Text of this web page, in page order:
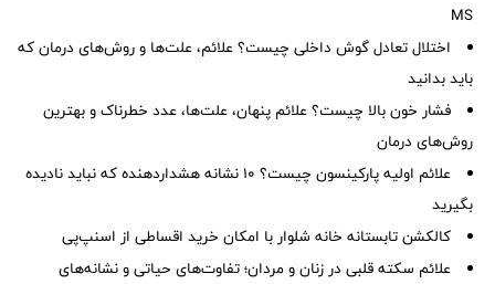
MS
اختلال تعادل گوش داخلی چیست؟ علائم، علت‌ها و روش‌های درمان که
باید بدانید
فشار خون بالا چیست؟ علائم پنهان، علت‌ها، عدد خطرناک و بهترین
روش‌های درمان
علائم اولیه پارکینسون چیست؟ ۱۰ نشانه هشداردهنده که نباید نادیده
بگیرید
کالکشن تابستانه خانه شلوار با امکان خرید اقساطی از اسنپ‌پی
علائم سکته قلبی در زنان و مردان؛ تفاوت‌های حیاتی و نشانه‌های